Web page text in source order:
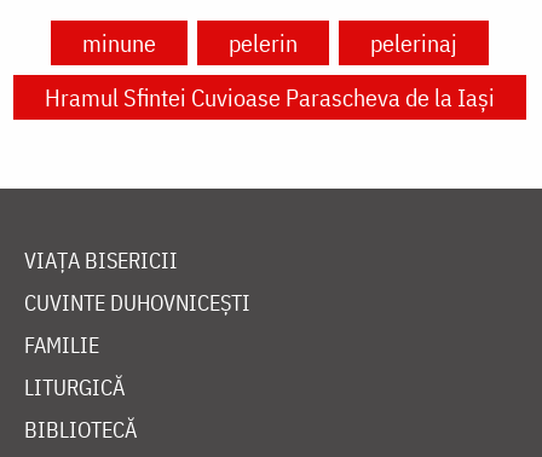
minune pelerin
pelerinaj
Hramul Sfintei Cuvioase Parascheva de la Iași
VIAȚA BISERICII
CUVINTE DUHOVNICEȘTI
FAMILIE
LITURGICĂ
BIBLIOTECĂ